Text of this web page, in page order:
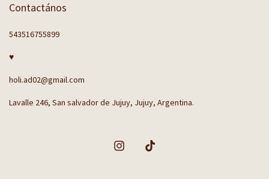
Contactános
543516755899
♥
holi.ad02@gmail.com
Lavalle 246, San salvador de Jujuy, Jujuy, Argentina.